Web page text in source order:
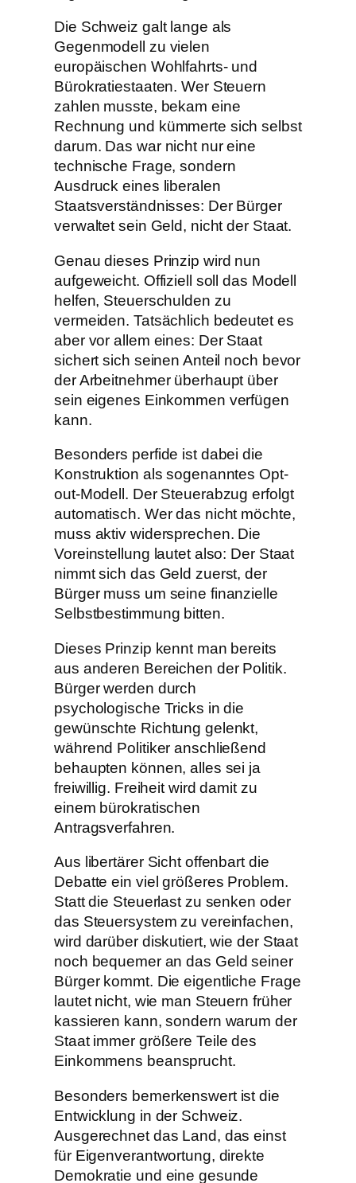
Die Schweiz galt lange als
Gegenmodell zu vielen
europäischen Wohlfahrts- und
Bürokratiestaaten. Wer Steuern
zahlen musste, bekam eine
Rechnung und kümmerte sich selbst
darum. Das war nicht nur eine
technische Frage, sondern
Ausdruck eines liberalen
Staatsverständnisses: Der Bürger
verwaltet sein Geld, nicht der Staat.
Genau dieses Prinzip wird nun
aufgeweicht. Offiziell soll das Modell
helfen, Steuerschulden zu
vermeiden. Tatsächlich bedeutet es
aber vor allem eines: Der Staat
sichert sich seinen Anteil noch bevor
der Arbeitnehmer überhaupt über
sein eigenes Einkommen verfügen
kann.
Besonders perfide ist dabei die
Konstruktion als sogenanntes Opt-
out-Modell. Der Steuerabzug erfolgt
automatisch. Wer das nicht möchte,
muss aktiv widersprechen. Die
Voreinstellung lautet also: Der Staat
nimmt sich das Geld zuerst, der
Bürger muss um seine finanzielle
Selbstbestimmung bitten.
Dieses Prinzip kennt man bereits
aus anderen Bereichen der Politik.
Bürger werden durch
psychologische Tricks in die
gewünschte Richtung gelenkt,
während Politiker anschließend
behaupten können, alles sei ja
freiwillig. Freiheit wird damit zu
einem bürokratischen
Antragsverfahren.
Aus libertärer Sicht offenbart die
Debatte ein viel größeres Problem.
Statt die Steuerlast zu senken oder
das Steuersystem zu vereinfachen,
wird darüber diskutiert, wie der Staat
noch bequemer an das Geld seiner
Bürger kommt. Die eigentliche Frage
lautet nicht, wie man Steuern früher
kassieren kann, sondern warum der
Staat immer größere Teile des
Einkommens beansprucht.
Besonders bemerkenswert ist die
Entwicklung in der Schweiz.
Ausgerechnet das Land, das einst
für Eigenverantwortung, direkte
Demokratie und eine gesunde